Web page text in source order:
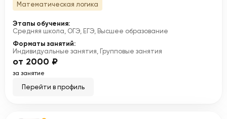
Математическая логика
Этапы обучения:
Средняя школа, ОГЭ, ЕГЭ, Высшее образование
Форматы занятий:
Индивидуальные занятия, Групповые занятия
от 2000 ₽
за занятие
Перейти в профиль